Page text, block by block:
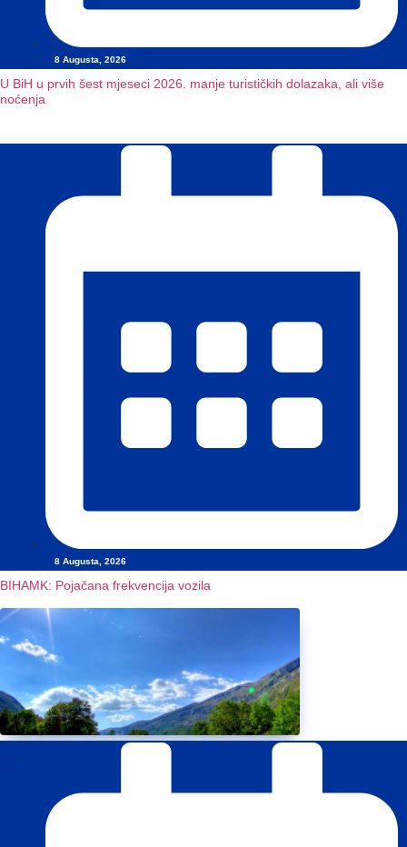
8 Augusta, 2026
U BiH u prvih šest mjeseci 2026. manje turističkih dolazaka, ali više
noćenja
8 Augusta, 2026
BIHAMK: Pojačana frekvencija vozila